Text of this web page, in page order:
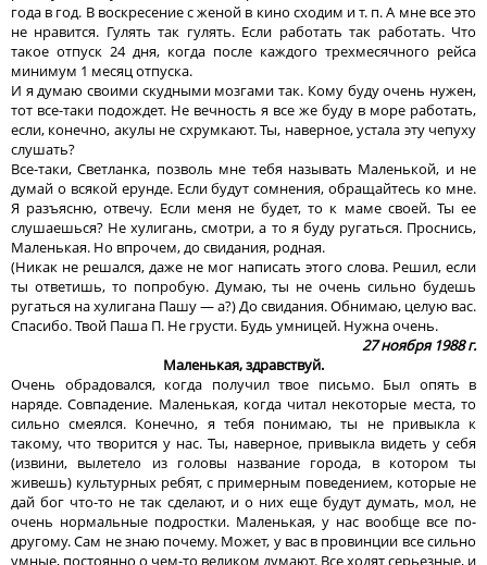
года в год. В воскресение с женой в кино сходим и т. п. А мне все это
не нравится. Гулять так гулять. Если работать так работать. Что
такое отпуск 24 дня, когда после каждого трехмесячного рейса
минимум 1 месяц отпуска.
И я думаю своими скудными мозгами так. Кому буду очень нужен,
тот все-таки подождет. Не вечность я все же буду в море работать,
если, конечно, акулы не схрумкают. Ты, наверное, устала эту чепуху
слушать?
Все-таки, Светланка, позволь мне тебя называть Маленькой, и не
думай о всякой ерунде. Если будут сомнения, обращайтесь ко мне.
Я разъясню, отвечу. Если меня не будет, то к маме своей. Ты ее
слушаешься? Не хулигань, смотри, а то я буду ругаться. Проснись,
Маленькая. Но впрочем, до свидания, родная.
(Никак не решался, даже не мог написать этого слова. Решил, если
ты ответишь, то попробую. Думаю, ты не очень сильно будешь
ругаться на хулигана Пашу — а?) До свидания. Обнимаю, целую вас.
Спасибо. Твой Паша П. Не грусти. Будь умницей. Нужна очень.
27 ноября 1988 г.
Маленькая, здравствуй.
Очень обрадовался, когда получил твое письмо. Был опять в
наряде. Совпадение. Маленькая, когда читал некоторые места, то
сильно смеялся. Конечно, я тебя понимаю, ты не привыкла к
такому, что творится у нас. Ты, наверное, привыкла видеть у себя
(извини, вылетело из головы название города, в котором ты
живешь) культурных ребят, с примерным поведением, которые не
дай бог что-то не так сделают, и о них еще будут думать, мол, не
очень нормальные подростки. Маленькая, у нас вообще все по-
другому. Сам не знаю почему. Может, у вас в провинции все сильно
умные, постоянно о чем-то великом думают. Все ходят серьезные, и